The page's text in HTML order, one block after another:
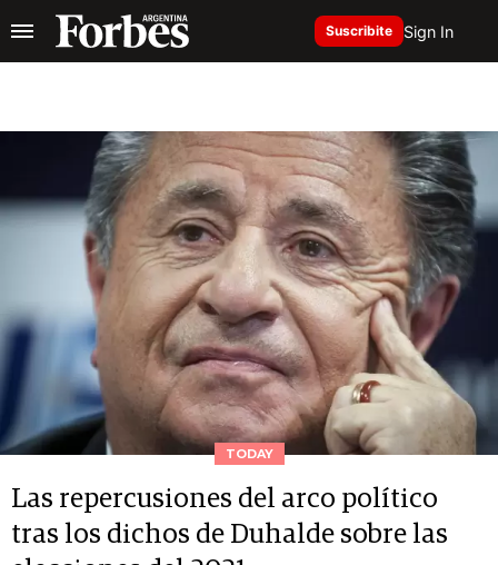
Suscribite Sign In
TODAY
Las repercusiones del arco político
tras los dichos de Duhalde sobre las